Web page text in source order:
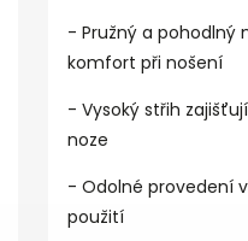
- Pružný a pohodlný
komfort při nošení
- Vysoký střih
noze
- Odolné provedení
použití